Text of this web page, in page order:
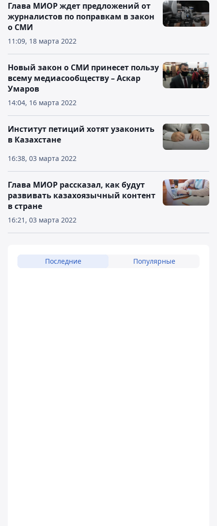
11:09, 18 марта 2022
Глава МИОР ждет предложений от
журналистов по поправкам в закон
о СМИ
14:04, 16 марта 2022
Новый закон о СМИ принесет пользу
всему медиасообществу – Аскар
Умаров
16:38, 03 марта 2022
Институт петиций хотят узаконить
в Казахстане
16:21, 03 марта 2022
Глава МИОР рассказал, как будут
развивать казахоязычный контент
в стране
Последние Популярные